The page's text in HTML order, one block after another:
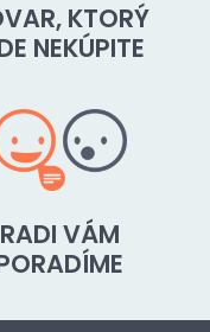
KTORÝ
NEKÚPITE
RADI VÁM